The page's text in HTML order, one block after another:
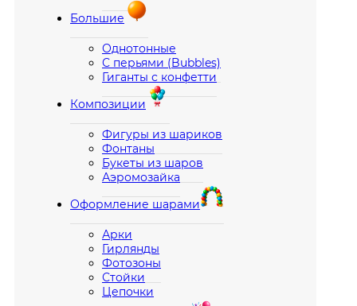
Большие
Однотонные
С перьями (Bubbles)
Гиганты с конфетти
Композиции
Фигуры из шариков
Фонтаны
Букеты из шаров
Аэромозайка
Оформление шарами
Арки
Гирлянды
Фотозоны
Стойки
Цепочки